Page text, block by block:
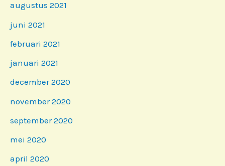
augustus 2021
juni 2021
februari 2021
januari 2021
december 2020
november 2020
september 2020
mei 2020
april 2020